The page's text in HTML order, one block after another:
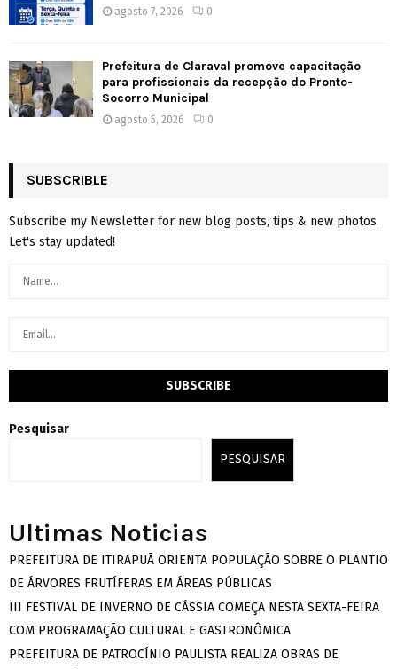
agosto 7, 2026 0
Prefeitura de Claraval promove capacitação
para profissionais da recepção do Pronto-
Socorro Municipal
agosto 5, 2026 0
SUBSCRIBLE
Subscribe my Newsletter for new blog posts, tips & new photos.
Let's stay updated!
Pesquisar
PESQUISAR
Ultimas Noticias
PREFEITURA DE ITIRAPUÃ ORIENTA POPULAÇÃO SOBRE O PLANTIO
DE ÁRVORES FRUTÍFERAS EM ÁREAS PÚBLICAS
III FESTIVAL DE INVERNO DE CÁSSIA COMEÇA NESTA SEXTA-FEIRA
COM PROGRAMAÇÃO CULTURAL E GASTRONÔMICA
PREFEITURA DE PATROCÍNIO PAULISTA REALIZA OBRAS DE